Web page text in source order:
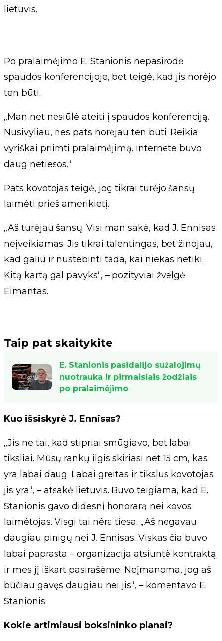
lietuvis.
Po pralaimėjimo E. Stanionis nepasirodė
spaudos konferencijoje, bet teigė, kad jis norėjo
ten būti.
„Man net nesiūlė ateiti į spaudos konferenciją.
Nusivyliau, nes pats norėjau ten būti. Reikia
vyriškai priimti pralaimėjimą. Internete buvo
daug netiesos.“
Pats kovotojas teigė, jog tikrai turėjo šansų
laimėti prieš amerikietį.
„Aš turėjau šansų. Visi man sakė, kad J. Ennisas
neįveikiamas. Jis tikrai talentingas, bet žinojau,
kad galiu ir nustebinti tada, kai niekas netiki.
Kitą kartą gal pavyks“, – pozityviai žvelgė
Eimantas.
Taip pat skaitykite
E. Stanionis pasidalijo sužalojimų
nuotrauka ir pirmaisiais žodžiais
po pralaimėjimo
Kuo išsiskyrė J. Ennisas?
„Jis ne tai, kad stipriai smūgiavo, bet labai
tiksliai. Mūsų rankų ilgis skiriasi net 15 cm, kas
yra labai daug. Labai greitas ir tikslus kovotojas
jis yra“, – atsakė lietuvis. Buvo teigiama, kad E.
Stanionis gavo didesnį honorarą nei kovos
laimėtojas. Visgi tai nėra tiesa. „Aš negavau
daugiau pinigų nei J. Ennisas. Viskas čia buvo
labai paprasta – organizacija atsiuntė kontraktą
ir mes jį iškart pasirašėme. Neįmanoma, jog aš
būčiau gavęs daugiau nei jis“, – komentavo E.
Stanionis.
Kokie artimiausi boksininko planai?